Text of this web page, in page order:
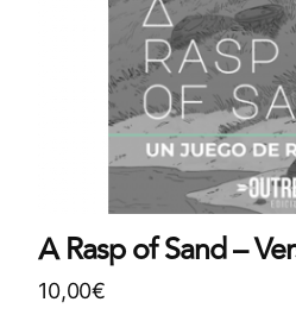
A Rasp of Sand –
10,00€